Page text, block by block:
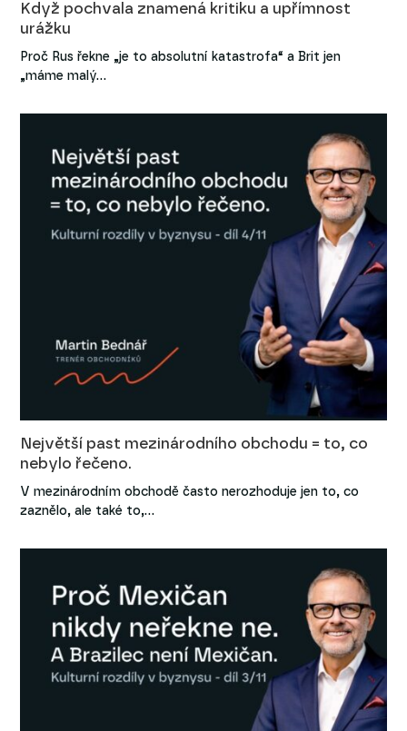
Když pochvala znamená kritiku a upřímnost
urážku
Proč Rus řekne „je to absolutní katastrofa“ a Brit jen
„máme malý…
Největší past mezinárodního obchodu = to, co
nebylo řečeno.
V mezinárodním obchodě často nerozhoduje jen to, co
zaznělo, ale také to,…